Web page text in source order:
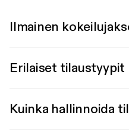
Ilmainen
Erilaiset tilaustyypit
Kuinka hallinnoida